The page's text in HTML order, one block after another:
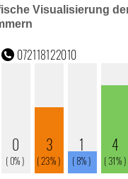
Visualisierung